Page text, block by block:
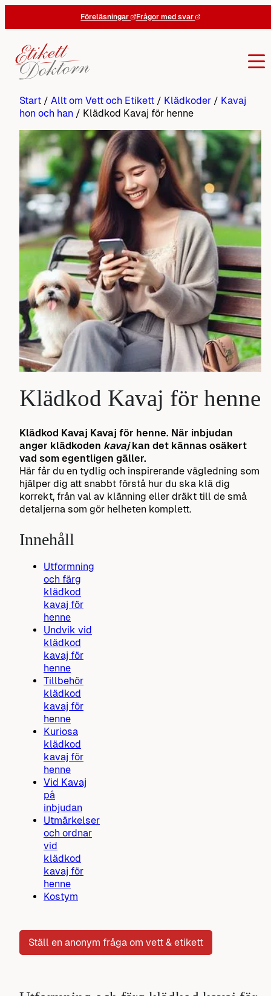
Föreläsningar Frågor med svar
Start / Allt om Vett och Etikett / Klädkoder / Kavaj
hon och han / Klädkod Kavaj för henne
Klädkod Kavaj för henne
Klädkod Kavaj Kavaj för henne. När inbjudan
anger klädkoden kavajkan det kännas osäkert
vad som egentligen gäller.
Här får du en tydlig och inspirerande vägledning som
hjälper dig att snabbt förstå hur du ska klä dig
korrekt, från val av klänning eller dräkt till de små
detaljerna som gör helheten komplett.
Innehåll
Utformning
och färg
klädkod
kavaj för
henne
Undvik vid
klädkod
kavaj för
henne
Tillbehör
klädkod
kavaj för
henne
Kuriosa
klädkod
kavaj för
henne
Vid Kavaj
på
inbjudan
Utmärkelser
och ordnar
vid
klädkod
kavaj för
henne
Kostym
Ställ en anonym fråga om vett & etikett